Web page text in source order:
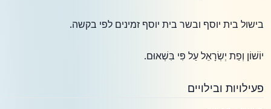
בישול בית יוסף ובשר בית יוסף זמינים לפי בקשה.
יוֹשׁוֹן וְפַת יְשְׂרָאֵל עַל פִּי בִּשְׁאוּם.
פעילויות ובילויים